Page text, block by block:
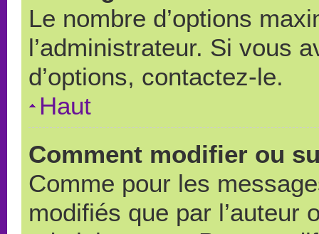
Le nombre d’options
l’administrateur. Si vous
d’options, contactez-le.
Haut
Comment modifier ou
Comme pour les
modifiés que par l’auteur